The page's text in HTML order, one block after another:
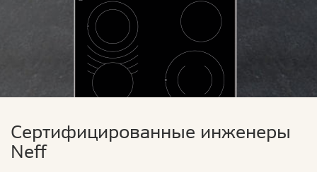
Сертифицированные инженеры
Neff